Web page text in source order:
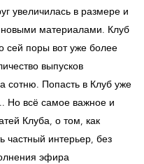
увеличилась в размере и
материалами. Клуб
сей поры вот уже более
выпусков
сотню. Попасть в Клуб уже
Но всё самое важное и
Клуба, о том, как
частный интерьер, без
эфира